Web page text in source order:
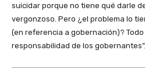
suicidar porque no tiene qué darle
vergonzoso. Pero ¿el problema lo
(en referencia a gobernación)?
responsabilidad de los